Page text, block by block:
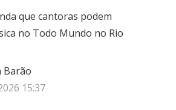
que cantoras podem
no Todo Mundo no Rio
Barão
15:37